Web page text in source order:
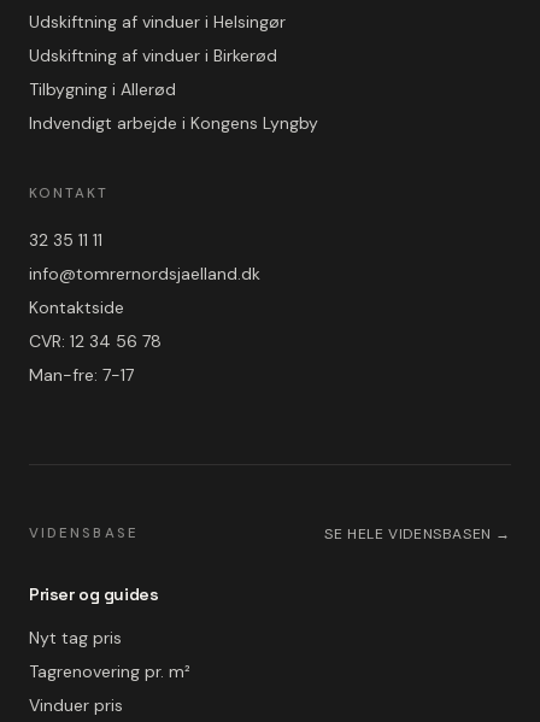
Udskiftning af vinduer i Helsingør
Udskiftning af vinduer i Birkerød
Tilbygning i Allerød
Indvendigt arbejde i Kongens Lyngby
KONTAKT
32 35 11 11
info@tomrernordsjaelland.dk
Kontaktside
CVR: 12 34 56 78
Man-fre: 7-17
VIDENSBASE SE HELE VIDENSBASEN →
Priser og guides
Nyt tag pris
Tagrenovering pr. m²
Vinduer pris